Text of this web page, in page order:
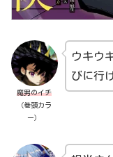
魔男のイチ
（巻頭カラ
ー）
ウキウ
びに行